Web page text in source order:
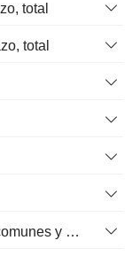
total
total
Dividendos pagados en acciones comunes y preferentes